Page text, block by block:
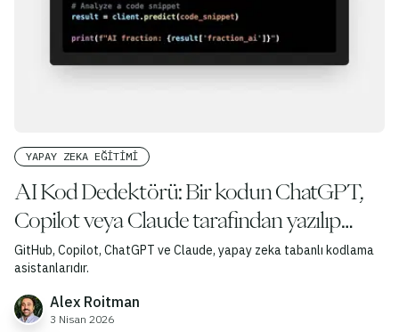
YAPAY ZEKA EĞITIMI
AI Kod Dedektörü: Bir kodun ChatGPT,
Copilot veya Claude tarafından yazılıp
yazılmadığını kontrol etme
GitHub, Copilot, ChatGPT ve Claude, yapay zeka tabanlı kodlama
asistanlarıdır.
Alex Roitman
3 Nisan 2026